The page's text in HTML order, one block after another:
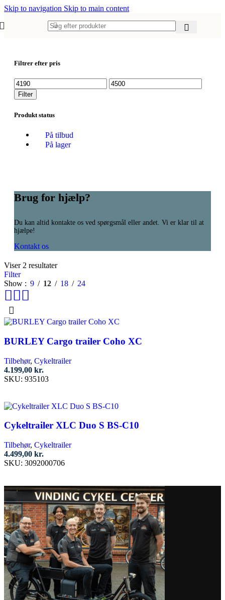
Skip to navigation Skip to main content
Filtrer efter pris
Mindste
pris
Højeste
pris
Filter
Produkt status
På tilbud
På lager
Brug for hjælp?
Du kan altid kontakte os ved spørgsmål eller andet. Vi er klar til at
hjælpe!
Kontakt os
Viser 2 resultater
Filter
Show
9 12 18 24
BURLEY Cargo trailer Coho XC
Tilbehør, Cykeltrailer
4.199,00 kr.
SKU: 935103
Cykeltrailer XLC Duo S BS-C10
Tilbehør, Cykeltrailer
4.499,00 kr.
SKU: 3092000706